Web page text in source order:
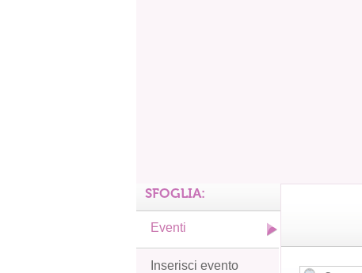
SFOGLIA:
Eventi
Inserisci evento